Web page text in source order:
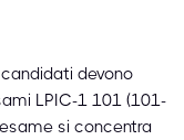
devono
LPIC-1 101 (101-
si concentra